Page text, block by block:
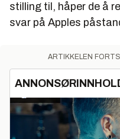
stilling til, håper de å
svar på Apples
ARTIKKELEN